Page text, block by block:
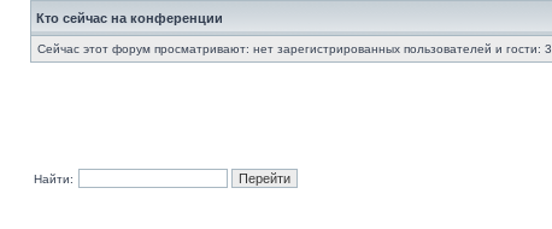
Кто сейчас на конференции
Сейчас этот форум просматривают: нет зарегистрированных пользователей и гости: 3
Найти: